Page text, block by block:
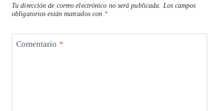
Tu dirección de correo electrónico no será publicada.
Los campos
obligatorios están marcados con *
Comentario *